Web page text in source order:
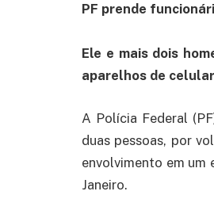
PF prende
Ele e mais dois
aparelhos de
A Polícia Federal
duas pessoas, por
envolvimento em um
Janeiro.